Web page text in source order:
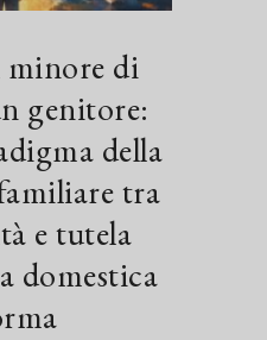
di
genitore:
della
tra
e tutela
domestica